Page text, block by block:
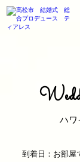
ハ
到着日：お部屋